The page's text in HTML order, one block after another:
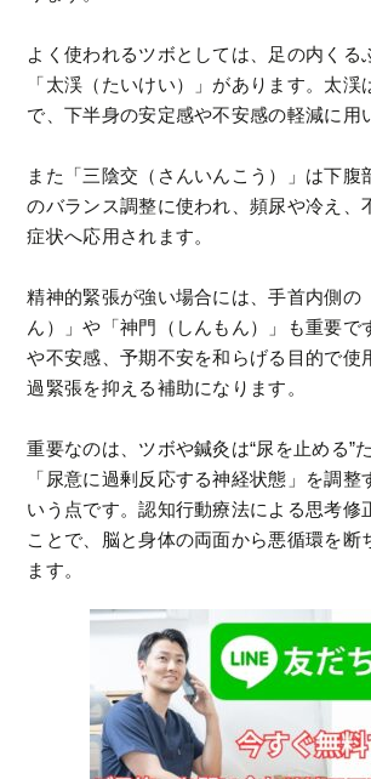
よく使われるツボとしては、足の内くる
「太渓（たいけい）」があります。太渓
で、下半身の安定感や不安感の軽減に用
また「三陰交（さんいんこう）」は下腹
のバランス調整に使われ、頻尿や冷え、
症状へ応用されます。
精神的緊張が強い場合には、手首内側の
ん）」や「神門（しんもん）」も重要で
や不安感、予期不安を和らげる目的で使
過緊張を抑える補助になります。
重要なのは、ツボや鍼灸は“尿を止める”
「尿意に過剰反応する神経状態」を調整
いう点です。認知行動療法による思考修
ことで、脳と身体の両面から悪循環を断
ます。